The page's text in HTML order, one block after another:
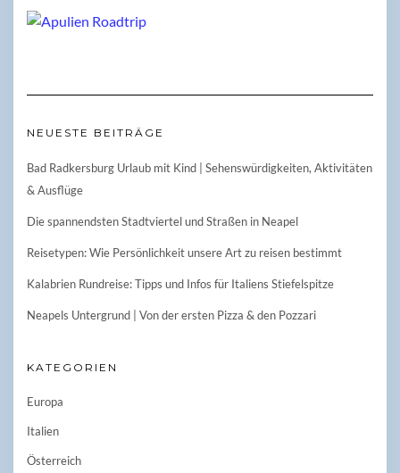
NEUESTE BEITRÄGE
Bad Radkersburg Urlaub mit Kind | Sehenswürdigkeiten, Aktivitäten
& Ausflüge
Die spannendsten Stadtviertel und Straßen in Neapel
Reisetypen: Wie Persönlichkeit unsere Art zu reisen bestimmt
Kalabrien Rundreise: Tipps und Infos für Italiens Stiefelspitze
Neapels Untergrund | Von der ersten Pizza & den Pozzari
KATEGORIEN
Europa
Italien
Österreich